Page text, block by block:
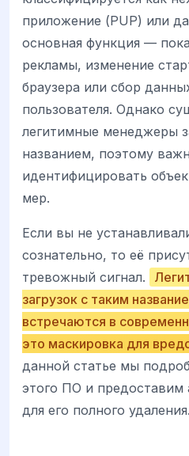
приложение (PUP) или
основная функция —
рекламы, изменение
браузера или сбор
пользователя. Однако
легитимные менеджеры
названием, поэтому
идентифицировать
мер.
Если вы не
сознательно, то её
тревожный сигнал.
загрузок с таким
встречаются в
это маскировка для
данной статье мы
этого ПО и предоставим
для его полного удаления.